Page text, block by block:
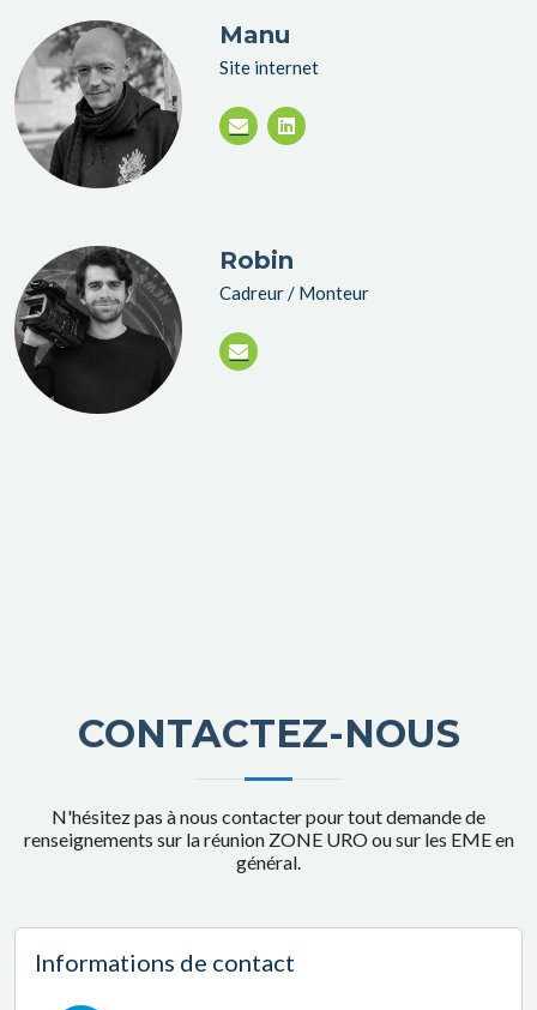
Manu
Site internet
Robin
Cadreur / Monteur
CONTACTEZ-NOUS
N'hésitez pas à nous contacter pour tout demande de
renseignements sur la réunion ZONE URO ou sur les EME en
général.
Informations de contact